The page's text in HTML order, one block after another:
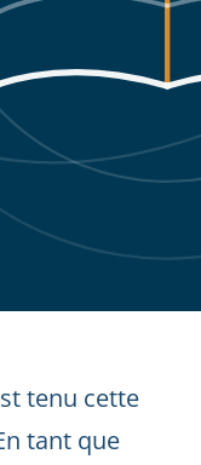
tenu cette
tant que